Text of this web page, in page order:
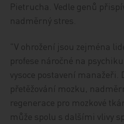
Pietrucha. Vedle genů
nadměrný stres.
"V ohrožení jsou zejména
profese náročné na
vysoce postavení manažeři.
přetěžování mozku,
regenerace pro mozkové
může spolu s dalšími vlivy